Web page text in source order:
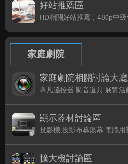
好站推薦區
家庭劇院
家庭劇院相關討論大廳
顯示器材討論區
擴大機討論區